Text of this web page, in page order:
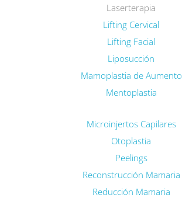
Laserterapia
Lifting Cervical
Lifting Facial
Liposucción
Mamoplastia de Aumento
Mentoplastia
Microinjertos Capilares
Otoplastia
Peelings
Reconstrucción Mamaria
Reducción Mamaria